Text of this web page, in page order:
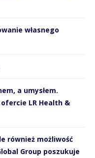
własnego
a umysłem.
LR Health &
również możliwość
Group poszukuje